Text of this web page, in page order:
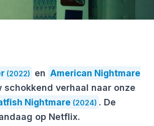
(2022) en American Nightmare
verhaal naar onze
Nightmare (2024) . De
op Netflix.